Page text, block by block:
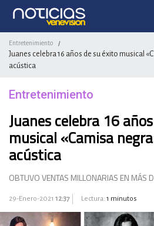
Entretenimiento /
Juanes celebra 16 años de su éxito musical
acústica
Entretenimiento
Juanes celebra 16
musical «Camisa
acústica
OBTUVO VENTAS MILLONARIAS EN MÁS
29-Enero-2021 12:37 Lectura: 1 minutos